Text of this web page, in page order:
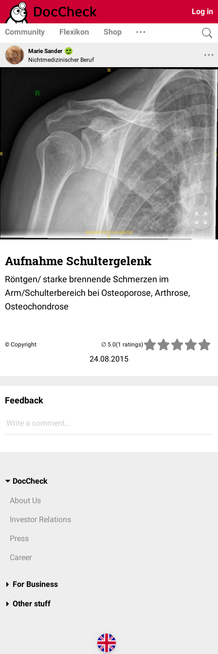
Log in
Community Flexikon Shop
Marie Sander
Nichtmedizinischer Beruf
Aufnahme Schultergelenk
Röntgen/ starke brennende Schmerzen im
Arm/Schulterbereich bei Osteoporose, Arthrose,
Osteochondrose
© Copyright
24.08.2015
(1 ratings)
Feedback
Write a comment...
DocCheck
About Us
Investor Relations
Press
Career
For Business
Other stuff